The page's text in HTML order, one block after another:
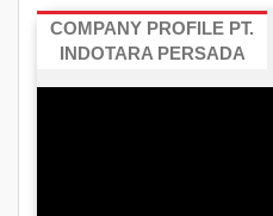
COMPANY PROFILE PT.
INDOTARA PERSADA